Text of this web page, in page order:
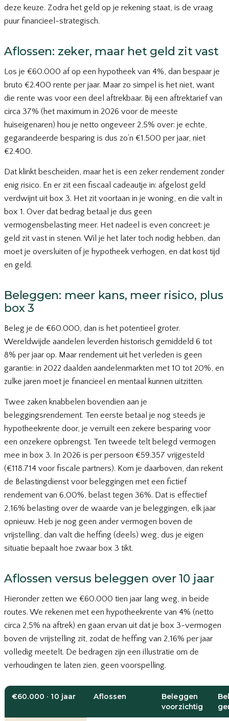
deze keuze. Zodra het geld op je rekening staat, is de vraag
puur financieel-strategisch.
Aflossen: zeker, maar het geld zit vast
Los je €60.000 af op een hypotheek van 4%, dan bespaar je
bruto €2.400 rente per jaar. Maar zo simpel is het niet, want
die rente was voor een deel aftrekbaar. Bij een aftrektarief van
circa 37% (het maximum in 2026 voor de meeste
huiseigenaren) hou je netto ongeveer 2,5% over: je echte,
gegarandeerde besparing is dus zo’n €1.500 per jaar, niet
€2.400.
Dat klinkt bescheiden, maar het is een zeker rendement zonder
enig risico. En er zit een fiscaal cadeautje in: afgelost geld
verdwijnt uit box 3. Het zit voortaan in je woning, en die valt in
box 1. Over dat bedrag betaal je dus geen
vermogensbelasting meer. Het nadeel is even concreet: je
geld zit vast in stenen. Wil je het later toch nodig hebben, dan
moet je oversluiten of je hypotheek verhogen, en dat kost tijd
en geld.
Beleggen: meer kans, meer risico, plus
box 3
Beleg je de €60.000, dan is het potentieel groter.
Wereldwijde aandelen leverden historisch gemiddeld 6 tot
8% per jaar op. Maar rendement uit het verleden is geen
garantie: in 2022 daalden aandelenmarkten met 10 tot 20%, en
zulke jaren moet je financieel en mentaal kunnen uitzitten.
Twee zaken knabbelen bovendien aan je
beleggingsrendement. Ten eerste betaal je nog steeds je
hypotheekrente door, je verruilt een zekere besparing voor
een onzekere opbrengst. Ten tweede telt belegd vermogen
mee in box 3. In 2026 is per persoon €59.357 vrijgesteld
(€118.714 voor fiscale partners). Kom je daarboven, dan rekent
de Belastingdienst voor beleggingen met een fictief
rendement van 6,00%, belast tegen 36%. Dat is effectief
2,16% belasting over de waarde van je beleggingen, elk jaar
opnieuw. Heb je nog geen ander vermogen boven de
vrijstelling, dan valt die heffing (deels) weg, dus je eigen
situatie bepaalt hoe zwaar box 3 tikt.
Aflossen versus beleggen over 10 jaar
Hieronder zetten we €60.000 tien jaar lang weg, in beide
routes. We rekenen met een hypotheekrente van 4% (netto
circa 2,5% na aftrek) en gaan ervan uit dat je box 3-vermogen
boven de vrijstelling zit, zodat de heffing van 2,16% per jaar
volledig meetelt. De bedragen zijn een illustratie om de
verhoudingen te laten zien, geen voorspelling.
€60.000 · 10 jaar Aflossen
Beleggen
voorzichtig